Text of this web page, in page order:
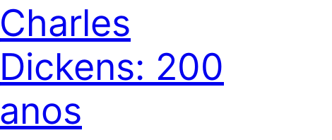
Charles
Dickens: 200
anos